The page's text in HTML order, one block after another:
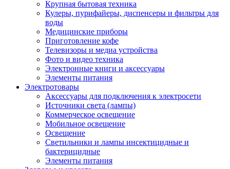
Крупная бытовая техника
Кулеры, пурифайеры, диспенсеры и фильтры для
воды
Медицинские приборы
Приготовление кофе
Телевизоры и медиа устройства
Фото и видео техника
Электронные книги и аксессуары
Элементы питания
Электротовары
Аксессуары для подключения к электросети
Источники света (лампы)
Коммерческое освещение
Мобильное освещение
Освещение
Светильники и лампы инсектицидные и
бактерицидные
Элементы питания